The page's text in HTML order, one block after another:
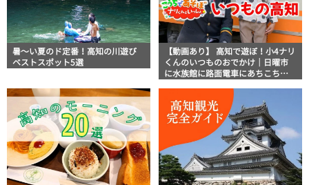
暑～い夏のド定番！高知の川遊び
ベストスポット5選
【動画あり】 高知で遊ぼ！小4ナリ
くんのいつものおでかけ｜日曜市
に水族館に路面電車にあちこち巡